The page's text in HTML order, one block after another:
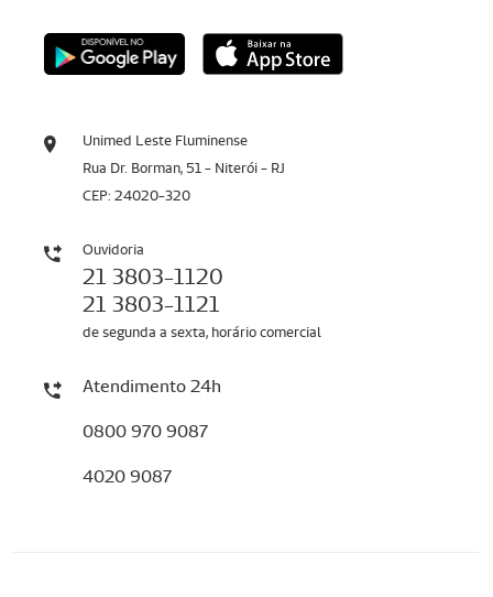
Unimed Leste Fluminense
Rua Dr. Borman, 51 - Niterói - RJ
CEP: 24020-320
Ouvidoria
21 3803-1120
21 3803-1121
de segunda a sexta, horário comercial
Atendimento 24h
0800 970 9087
4020 9087